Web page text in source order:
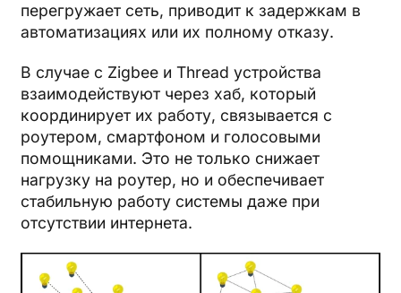
перегружает сеть, приводит к задержкам в
автоматизациях или их полному отказу.
В случае с Zigbee и Thread устройства
взаимодействуют через хаб, который
координирует их работу, связывается с
роутером, смартфоном и голосовыми
помощниками. Это не только снижает
нагрузку на роутер, но и обеспечивает
стабильную работу системы даже при
отсутствии интернета.